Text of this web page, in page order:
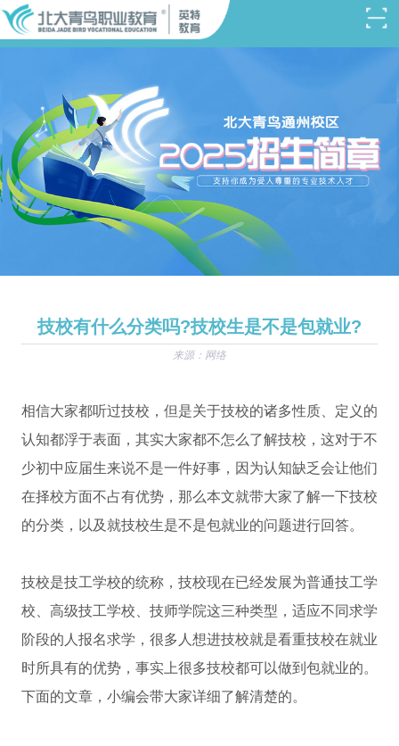
技校有什么分类吗?技校生是不是包就业?
来源：网络
相信大家都听过技校，但是关于技校的诸多性质、定义的
认知都浮于表面，其实大家都不怎么了解技校，这对于不
少初中应届生来说不是一件好事，因为认知缺乏会让他们
在择校方面不占有优势，那么本文就带大家了解一下技校
的分类，以及就技校生是不是包就业的问题进行回答。
技校是技工学校的统称，技校现在已经发展为普通技工学
校、高级技工学校、技师学院这三种类型，适应不同求学
阶段的人报名求学，很多人想进技校就是看重技校在就业
时所具有的优势，事实上很多技校都可以做到包就业的。
下面的文章，小编会带大家详细了解清楚的。